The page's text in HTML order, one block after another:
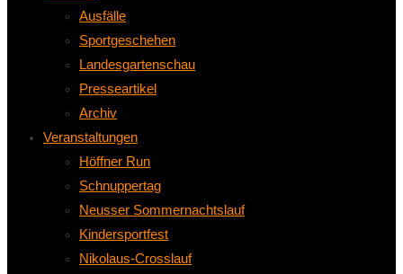
Ausfälle
Sportgeschehen
Landesgartenschau
Presseartikel
Archiv
Veranstaltungen
Höffner Run
Schnuppertag
Neusser Sommernachtslauf
Kindersportfest
Nikolaus-Crosslauf